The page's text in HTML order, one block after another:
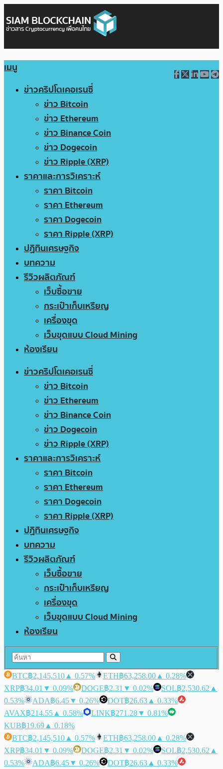
เมนู
ข่าวคริปโตเคอเรนซี่
ข่าว Bitcoin
ข่าว Ethereum
ข่าว Binance Coin
ข่าว Dogecoin
ข่าว Ripple (XRP)
ราคาและการวิเคราะห์
ราคา Bitcoin
ราคา Ethereum
ราคา Dogecoin
ราคา Ripple (XRP)
ปฏิทินเศรษฐกิจ
บทความ
รีวิวผลิตภัณฑ์
เว็บซื้อขาย
กระเป๋าเก็บเหรียญ
เครื่องขุด
เว็บขุดแบบ Cloud Mining
ห้องเรียน
ข่าวคริปโตเคอเรนซี่
ข่าว Bitcoin
ข่าว Ethereum
ข่าว Binance Coin
ข่าว Dogecoin
ข่าว Ripple (XRP)
ราคาและการวิเคราะห์
ราคา Bitcoin
ราคา Ethereum
ราคา Dogecoin
ราคา Ripple (XRP)
ปฏิทินเศรษฐกิจ
บทความ
รีวิวผลิตภัณฑ์
เว็บซื้อขาย
กระเป๋าเก็บเหรียญ
เครื่องขุด
เว็บขุดแบบ Cloud Mining
ห้องเรียน
BTC฿2,145,510 ▲ 0.57% ETH฿63,258.00 ▲ 0.28%
XRP฿34.01 ▼ 0.09% DOGE฿2.31 ▼ 0.02% SOL฿2,530.62 ▲
0.53%
ADA฿6.45▼ 0.26% DOT฿26.63 ▲ 0.33%
AVAX฿214.55 ▲ 0.58% LINK฿271.28▼ 0.81%
KUB฿19.69 ▲ 0.18%
BTC฿2,145,510 ▲ 0.57% ETH฿63,258.00 ▲ 0.28%
XRP฿34.01 ▼ 0.09% DOGE฿2.31 ▼ 0.02% SOL฿2,530.62 ▲
0.53%
ADA฿6.45▼ 0.26% DOT฿26.63 ▲ 0.33%